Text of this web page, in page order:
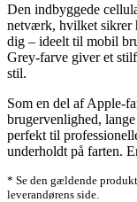
Den indbyggede
netværk, hvilket sikrer
dig – ideelt til mobil
Grey-farve giver et
stil.
Som en del af Apple-
brugervenlighed,
perfekt til
underholdt på farten.
* Se den gældende
leverandørens side.